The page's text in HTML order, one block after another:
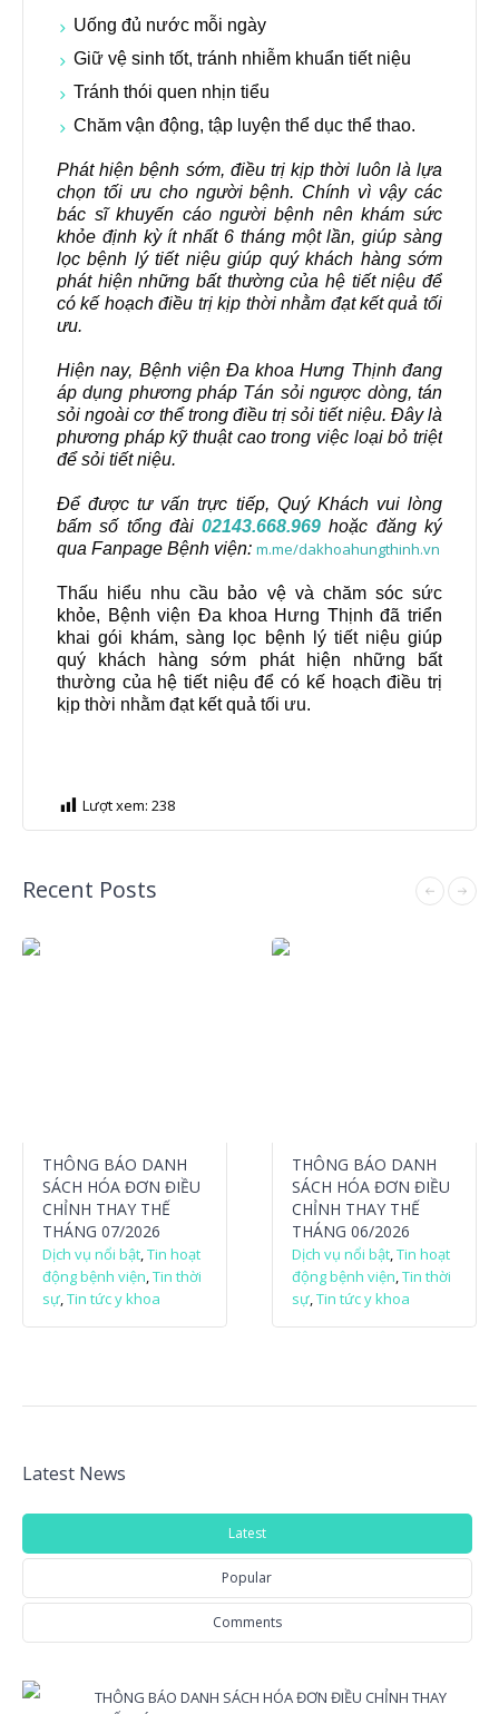
Uống đủ nước mỗi ngày
Giữ vệ sinh tốt, tránh nhiễm khuẩn tiết niệu
Tránh thói quen nhịn tiểu
Chăm vận động, tập luyện thể dục thể thao.
Phát hiện bệnh sớm, điều trị kịp thời luôn là lựa
chọn tối ưu cho người bệnh. Chính vì vậy các
bác sĩ khuyến cáo người bệnh nên khám sức
khỏe định kỳ ít nhất 6 tháng một lần, giúp sàng
lọc bệnh lý tiết niệu giúp quý khách hàng sớm
phát hiện những bất thường của hệ tiết niệu để
có kế hoạch điều trị kịp thời nhằm đạt kết quả tối
ưu.
Hiện nay, Bệnh viện Đa khoa Hưng Thịnh đang
áp dụng phương pháp Tán sỏi ngược dòng, tán
sỏi ngoài cơ thể trong điều trị sỏi tiết niệu. Đây là
phương pháp kỹ thuật cao trong việc loại bỏ triệt
để sỏi tiết niệu.
Để được tư vấn trực tiếp, Quý Khách vui lòng
bấm số tổng đài02143.668.969 hoặc đăng ký
qua Fanpage Bệnh viện: m.me/dakhoahungthinh.vn
Thấu hiểu nhu cầu bảo vệ và chăm sóc sức
khỏe, Bệnh viện Đa khoa Hưng Thịnh đã triển
khai gói khám, sàng lọc bệnh lý tiết niệu giúp
quý khách hàng sớm phát hiện những bất
thường của hệ tiết niệu để có kế hoạch điều trị
kịp thời nhằm đạt kết quả tối ưu.
Lượt xem: 238
Recent Posts
THÔNG BÁO DANH
SÁCH HÓA ĐƠN ĐIỀU
CHỈNH THAY THẾ
THÁNG 07/2026
Dịch vụ nổi bật,Tin hoạt
động bệnh viện,Tin thời
sự,Tin tức y khoa
THÔNG BÁO DANH
SÁCH HÓA ĐƠN ĐIỀU
CHỈNH THAY THẾ
THÁNG 06/2026
Dịch vụ nổi bật,Tin hoạt
động bệnh viện,Tin thời
sự,Tin tức y khoa
Latest News
Latest
Popular
Comments
THÔNG BÁO DANH SÁCH HÓA ĐƠN ĐIỀU CHỈNH THAY